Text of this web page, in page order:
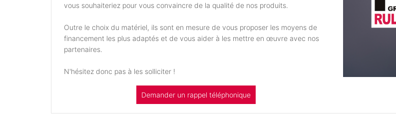
vous souhaiteriez pour vous convaincre de la qualité de nos produits.
Outre le choix du matériel, ils sont en mesure de vous proposer les moyens de
financement les plus adaptés et de vous aider à les mettre en œuvre avec nos
partenaires.
N'hésitez donc pas à les solliciter !
Demander un rappel téléphonique